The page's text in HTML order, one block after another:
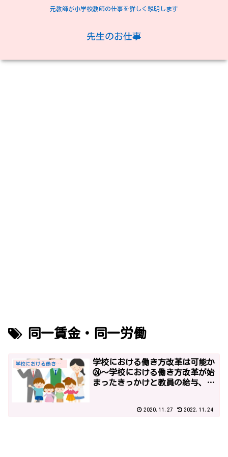
元教師が小学校教師の仕事を詳しく説明します
先生のお仕事
同一賃金・同一労働
学校における働き方改革
学校における働き方改革は可能か
㉔～学校における働き方改革が始
まったきっかけと教員の給与、平
務改善のためのガイドライン」～
2020.11.27 2022.11.24